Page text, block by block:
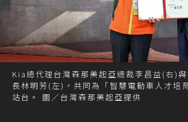
Kia總代理台灣森那美起亞總裁李昌益(右)
長林明芳(左)，共同為「智慧電動車人才培
站台。 圖／台灣森那美起亞提供